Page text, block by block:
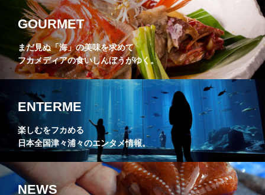
GOURMET
まだ見ぬ「海」の美味を求めて
フカメディアの食いしんぼうがゆく。
ENTERME
楽しむをフカめる
日本全国津々浦々のエンタメ情報。
NEWS